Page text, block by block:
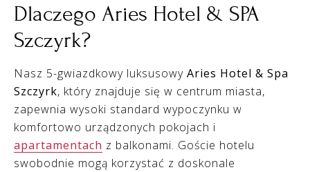
Dlaczego Aries Hotel & SPA
Szczyrk?
Nasz 5-gwiazdkowy luksusowy Aries Hotel & Spa
Szczyrk, który znajduje się w centrum miasta,
zapewnia wysoki standard wypoczynku w
komfortowo urządzonych pokojach i
apartamentach z balkonami. Goście hotelu
swobodnie mogą korzystać z doskonale